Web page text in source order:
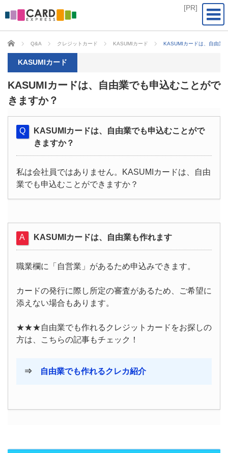
CARD EXPRESS
Q&A クレジットカード KASUMIカード KASUMIカードは、自由業
KASUMIカード
KASUMIカードは、自由業でも申込むことがで
きますか？
KASUMIカードは、自由業でも申込むことがで
きますか？
私は会社員ではありません。KASUMIカードは、自由
業でも申込むことができますか？
KASUMIカードは、自由業も作れます
職業欄に「自営業」があるため申込みできます。
カードの発行に際し所定の審査があるため、ご希望に
添えない場合もあります。
★★★自由業でも作れるクレジットカードをお探しの
方は、こちらの記事もチェック！
⇒ 自由業でも作れるクレカ紹介